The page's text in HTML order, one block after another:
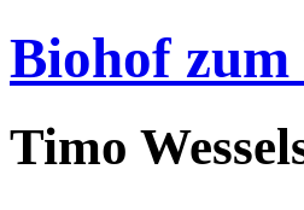
Biohof
Timo